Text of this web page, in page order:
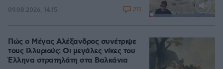
Loaded:
09.08.2026, 14:15 211
Πώς ο Μέγας Αλέξανδρος συνέτριψε
τους Ιλλυριούς: Οι μεγάλες νίκες του
Έλληνα στρατηλάτη στα Βαλκάνια